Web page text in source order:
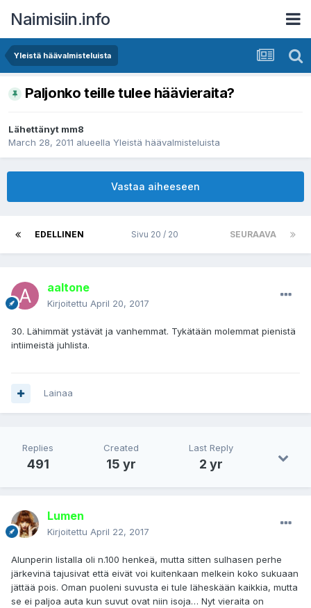
Naimisiin.info
Yleistä häävalmisteluista
Paljonko teille tulee häävieraita?
Lähettänyt mm8
March 28, 2011 alueella Yleistä häävalmisteluista
Vastaa aiheeseen
EDELLINEN SEURAAVA
Sivu 20 / 20
aaltone
Kirjoitettu April 20, 2017
30. Lähimmät ystävät ja vanhemmat. Tykätään molemmat pienistä
intiimeistä juhlista.
Lainaa
Replies
491
Created
15 yr
Last Reply
2 yr
Lumen
Kirjoitettu April 22, 2017
Alunperin listalla oli n.100 henkeä, mutta sitten sulhasen perhe
järkevinä tajusivat että eivät voi kuitenkaan melkein koko sukuaan
jättää pois. Oman puoleni suvusta ei tule läheskään kaikkia, mutta
se ei paljoa auta kun suvut ovat niin isoja… Nyt vieraita on